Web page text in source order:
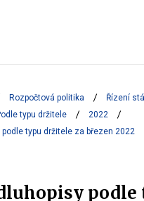
Rozpočtová politika
Řízení
typu držitele
2022
typu držitele za březen 2022
podle